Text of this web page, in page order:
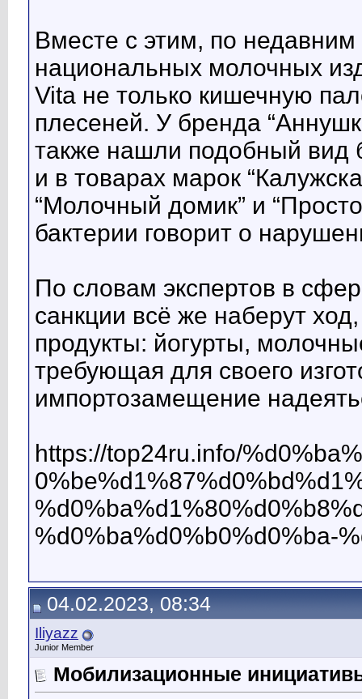
Вместе с этим, по
национальных молочных
Vita не только кишечную
плесеней. У бренда
также нашли подобный вид
и в товарах марок
“Молочный домик” и
бактерии говорит о
По словам экспертов в
санкции всё же наберут
продукты: йогурты,
требующая для своего
импортозамещение
https://top24ru.info/
%d0%ba%d0%b0%d0%ba-
04.02.2023, 08:34
Iliyazz
Junior Member
Мобилизационные